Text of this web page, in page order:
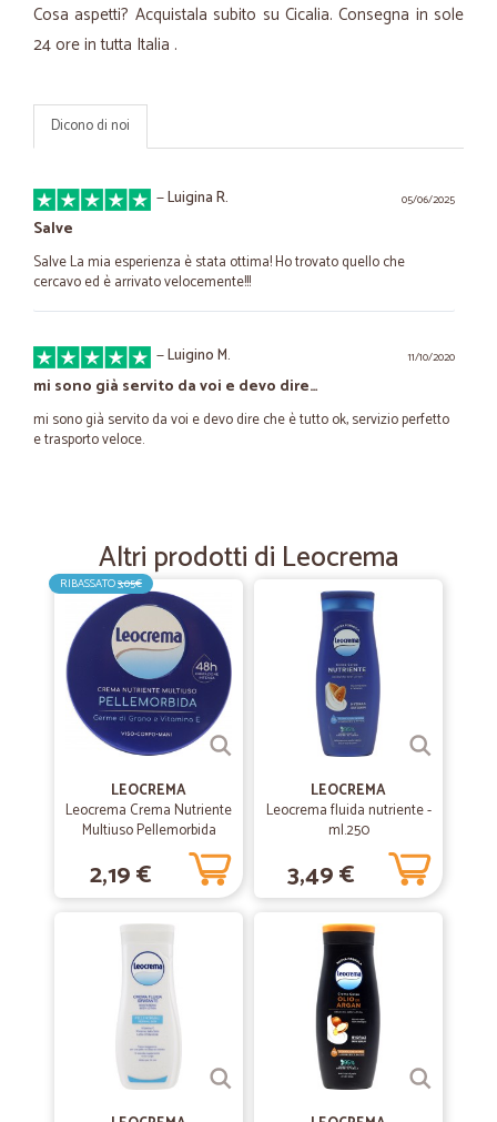
Cosa aspetti? Acquistala subito su Cicalia. Consegna in sole
24 ore in tutta Italia .
Dicono di noi
05/06/2025
—Luigina R.
Salve
Salve La mia esperienza è stata ottima! Ho trovato quello che
cercavo ed è arrivato velocemente!!!
11/10/2020
—Luigino M.
mi sono già servito da voi e devo dire…
mi sono già servito da voi e devo dire che è tutto ok, servizio perfetto
e trasporto veloce.
Spedizione veloce in 24h molto veloci…
Spedizione veloce in 24h molto veloci numeri 1 Consiglio di
acquistare da loro sono il top
—Michele M.
Veloce preciso e affidabile
Consegna veloce e puntuale anche di merci refrigerante, impeccabile
02/07/2020
—Maria teresa P.
Molto veloci
Molto veloci
Spedizione veloce,imballaggio…
Spedizione veloce,imballaggio perfetto,ottimi prodotti.Consegna con
camioncino refrigerato.Ottimo veramente
Altri prodotti di Leocrema
RIBASSATO3,05€
LEOCREMA
Leocrema Crema Nutriente
Multiuso Pellemorbida
Germe di Grano e
Vitamina E 150 ml
2,19 €
LEOCREMA
Leocrema fluida nutriente -
ml.250
3,49 €